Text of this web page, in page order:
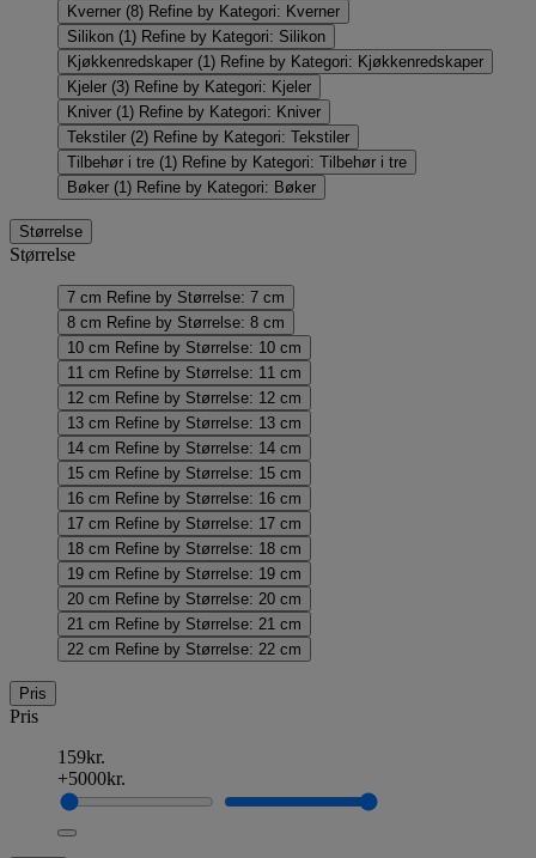
Kverner (8) Refine by Kategori: Kverner
Silikon (1) Refine by Kategori: Silikon
Kjøkkenredskaper (1) Refine by Kategori: Kjøkkenredskaper
Kjeler (3) Refine by Kategori: Kjeler
Kniver (1) Refine by Kategori: Kniver
Tekstiler (2) Refine by Kategori: Tekstiler
Tilbehør i tre (1) Refine by Kategori: Tilbehør i tre
Bøker (1) Refine by Kategori: Bøker
Størrelse
Størrelse
7 cm Refine by Størrelse: 7 cm
8 cm Refine by Størrelse: 8 cm
10 cm Refine by Størrelse: 10 cm
11 cm Refine by Størrelse: 11 cm
12 cm Refine by Størrelse: 12 cm
13 cm Refine by Størrelse: 13 cm
14 cm Refine by Størrelse: 14 cm
15 cm Refine by Størrelse: 15 cm
16 cm Refine by Størrelse: 16 cm
17 cm Refine by Størrelse: 17 cm
18 cm Refine by Størrelse: 18 cm
19 cm Refine by Størrelse: 19 cm
20 cm Refine by Størrelse: 20 cm
21 cm Refine by Størrelse: 21 cm
22 cm Refine by Størrelse: 22 cm
Pris
Pris
159kr.
+5000kr.